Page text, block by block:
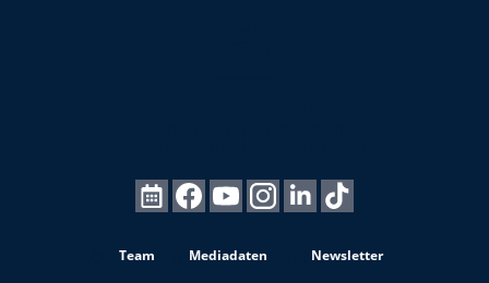
Team Mediadaten
Newsletter